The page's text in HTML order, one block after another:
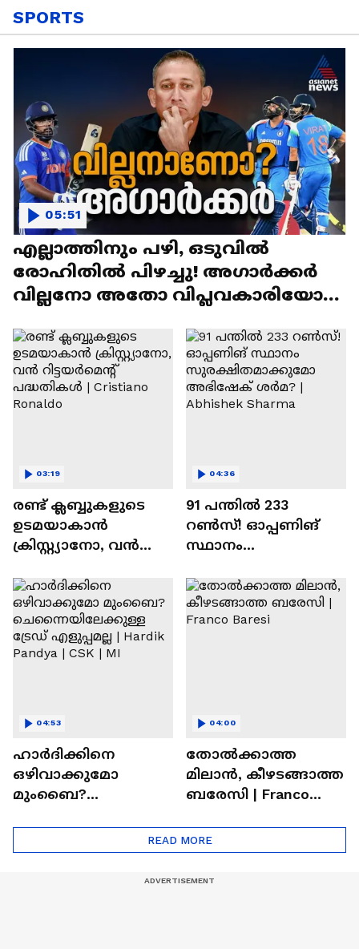
SPORTS
എല്ലാത്തിനും പഴി, ഒടുവില്‍
രോഹിതില്‍ പിഴച്ചു! അഗാര്‍ക്കർ
വില്ലനോ അതോ വിപ്ലവകാരിയോ? |
05:51
രണ്ട്‌ ക്ലബ്ബുകളുടെ
ഉടമയാകാന്‍
ക്രിസ്റ്റ്യാനോ, വന്‍
പദ്ധതികള്‍ | Cristiano
Ronaldo
03:19
91 പന്തില്‍ 233
റണ്‍സ്! ഓപ്പണിങ്
സ്ഥാനം
അഭിഷേക് ശർമ? |
Abhishek Sharma
04:36
ഹാർദിക്കിനെ
ഒഴിവാക്കുമോ
മുംബൈ?
Hardik Pandya | CSK |
04:53
തോല്‍ക്കാത്ത
മിലാന്‍, കീഴടങ്ങാത്ത
ബരേസി | Franco
04:00
READ MORE